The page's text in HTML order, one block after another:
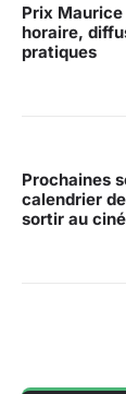
Prix
horaire,
pratiques
Prochaines
calendrier
sortir au